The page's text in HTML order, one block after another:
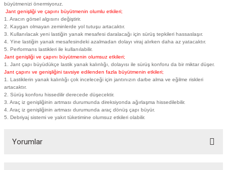
büyütmenizi önermiyoruz.
Jant genişliği ve çapını büyütmenin olumlu etkileri;
1. Aracın görsel algısını değiştirir.
2. Kaygan olmayan zeminlerde yol tutuşu artacaktır.
3. Kullanılacak yeni lastiğin yanak mesafesi daralacağı için sürüş tepkileri hassaslaşır.
4. Yine lastiğin yanak mesafesindeki azalmadan dolayı viraj alırken daha az yatacaktır.
5. Performans lastikleri ile kullanılabilir.
Jant genişliği ve çapını büyütmenin olumsuz etkileri;
1. Jant çapı büyüdükçe lastik yanak kalınlığı, dolayısı ile sürüş konforu da bir miktar düşer.
Jant çapını ve genişliğini tavsiye edilenden fazla büyütmenin etkileri;
1. Lastiklerin yanak kalınlığı çok inceleceği için jantınızın darbe alma ve eğilme riskleri
artacaktır.
2. Sürüş konforu hissedilir derecede düşecektir.
3. Araç iz genişliğinin artması durumunda direksiyonda ağırlaşma hissedilebilir.
4. Araç iz genişliğinin artması durumunda araç dönüş çapı büyür.
5. Debriyaj sistemi ve yakıt tüketimine olumsuz etkileri olabilir.
Yorumlar